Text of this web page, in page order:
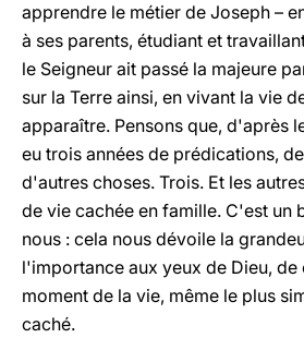
apprendre le métier de Joseph –
à ses parents, étudiant et
le Seigneur ait passé la majeure
sur la Terre ainsi, en vivant la vie
apparaître. Pensons que, d'après
eu trois années de prédications,
d'autres choses. Trois. Et les
de vie cachée en famille. C'est un
nous : cela nous dévoile la
l'importance aux yeux de Dieu, de
moment de la vie, même le plus
caché.